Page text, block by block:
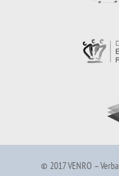
© 2017 VENRO –